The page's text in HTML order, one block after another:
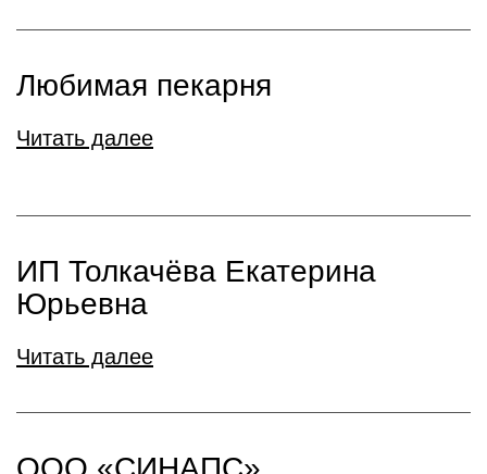
Любимая пекарня
Читать далее
ИП Толкачёва Екатерина
Юрьевна
Читать далее